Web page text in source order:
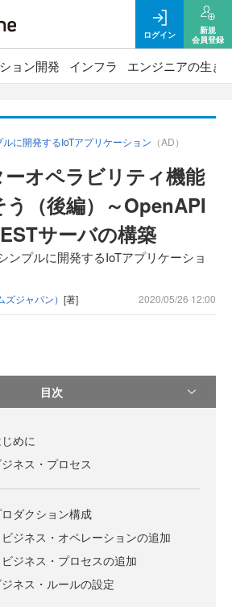
ログイン
新規
会員登録
ョン開発 インフラ エンジニアの生き
に開発するIoTアプリケーション （AD）
オペラビリティ機能
（後編）～OpenAPI
サーバの構築
ンプルに開発するIoTアプリケーショ
ジャパン） [著] 2020/05/26 12:00
目次
めに
ジネス・プロセス
ダクション構成
ビジネス・オペレーションの追加
ビジネス・プロセスの追加
ジネス・ルールの設定